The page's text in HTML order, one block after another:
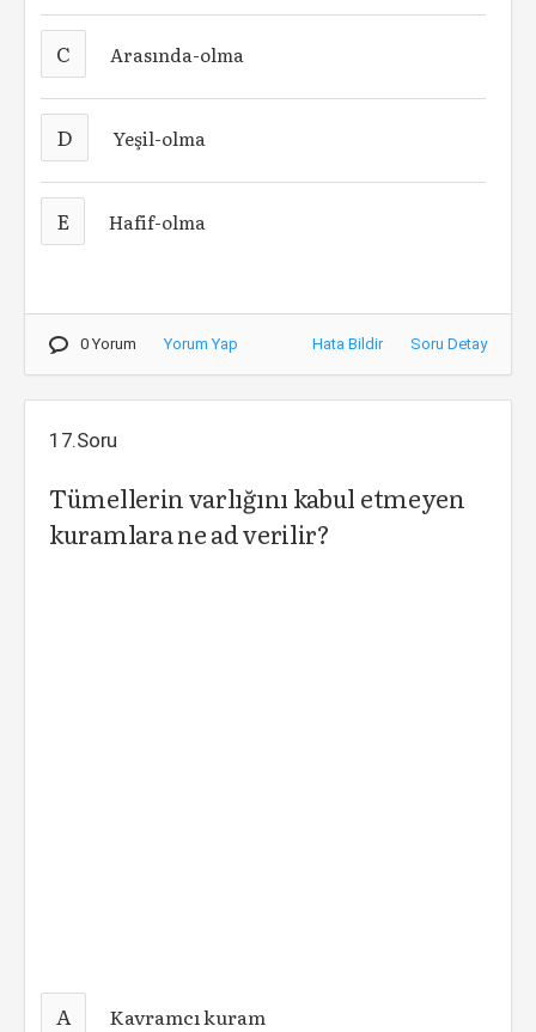
C Arasında-olma
D Yeşil-olma
E Hafif-olma
0 Yorum Yorum Yap Hata Bildir Soru Detay
17.Soru
Tümellerin varlığını kabul etmeyen
kuramlara ne ad verilir?
A Kavramcı kuram